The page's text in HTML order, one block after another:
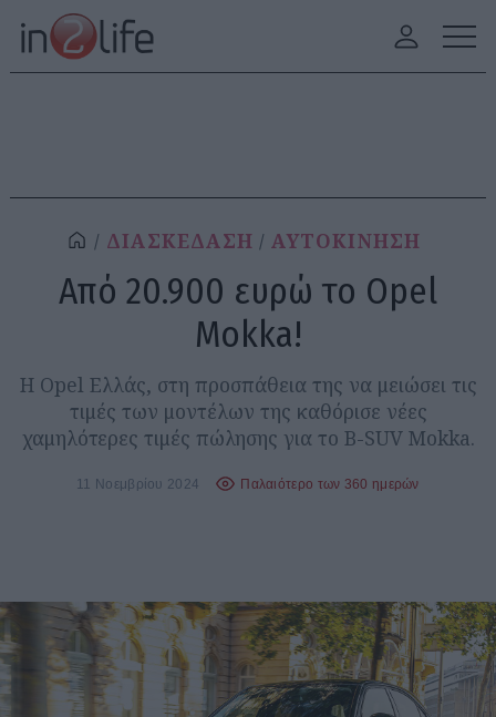
ΔΙΑΣΚΕΔΑΣΗ ΑΥΤΟΚΙΝΗΣΗ
Από 20.900 ευρώ το Opel
Mokka!
Η Opel Ελλάς, στη προσπάθεια της να μειώσει τις
τιμές των μοντέλων της καθόρισε νέες
χαμηλότερες τιμές πώλησης για το B-SUV Mokka.
11 Νοεμβρίου 2024 Παλαιότερο των 360 ημερών